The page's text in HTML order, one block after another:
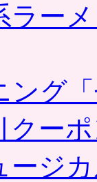
ラー
ング
クー
ージ